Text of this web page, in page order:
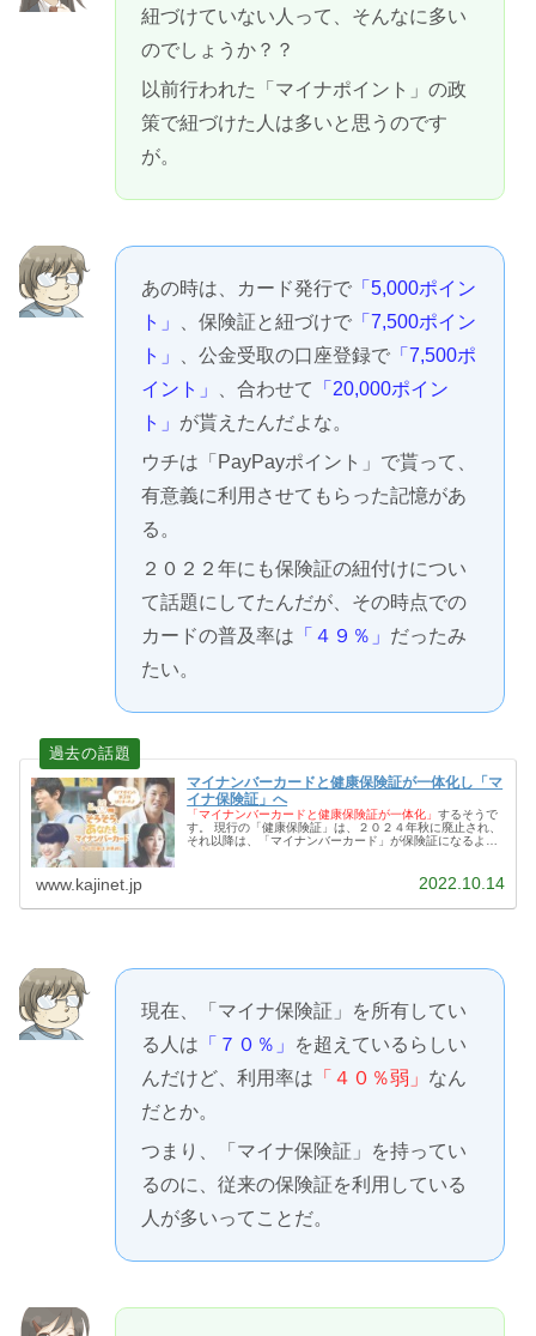
紐づけていない人って、そんなに多い
のでしょうか？？
以前行われた「マイナポイント」の政
策で紐づけた人は多いと思うのです
が。
あの時は、カード発行で 「5,000ポイン
ト」
、保険証と紐づけで 「7,500ポイン
ト」
、公金受取の口座登録で 「7,500ポ
イント」
、合わせて
「20,000ポイン
ト」 が貰えたんだよな。
ウチは「PayPayポイント」で貰って、
有意義に利用させてもらった記憶があ
る。
２０２２年にも保険証の紐付けについ
て話題にしてたんだが、その時点での
カードの普及率は 「４９％」 だったみ
たい。
マイナンバーカードと健康保険証が一体化し「マ
イナ保険証」へ
「マイナンバーカードと健康保険証が一体化」するそうで
す。 現行の「健康保険証」は、２０２４年秋に廃止され、
それ以降は、「マイナンバーカード」が保険証になるよう
www.kajinet.jp 2022.10.14
現在、「マイナ保険証」を所有してい
る人は 「７０％」
を超えているらしい
んだけど、利用率は 「４０％弱」 なん
だとか。
つまり、「マイナ保険証」を持ってい
るのに、従来の保険証を利用している
人が多いってことだ。